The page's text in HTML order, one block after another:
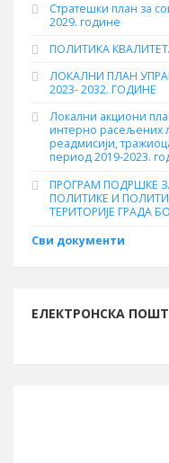
Стратешки план за
2029. године
ПОЛИТИКА
ЛОКАЛНИ ПЛАН
2023- 2032. ГОДИНЕ
Локални акциони
интерно расељених
реадмисији,
период 2019-2023.
ПРОГРАМ ПОДРШКЕ
ПОЛИТИКЕ И
ТЕРИТОРИЈЕ ГРАДА
Сви документи
ЕЛЕКТРОНСКА